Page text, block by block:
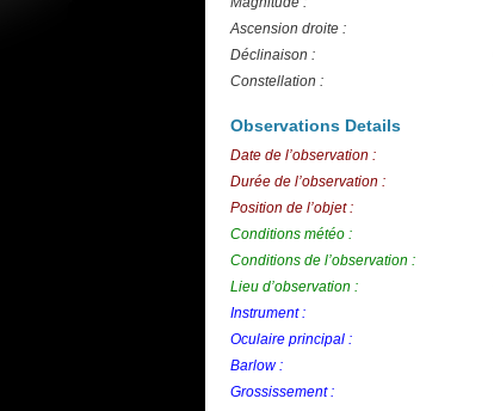
Ascension droite :
Déclinaison :
Constellation :
Observations Details
Date de l’observation :
Durée de l’observation :
Position de l’objet :
Conditions météo :
Conditions de l’observation :
Lieu d’observation :
Instrument :
Oculaire principal :
Barlow :
Grossissement :